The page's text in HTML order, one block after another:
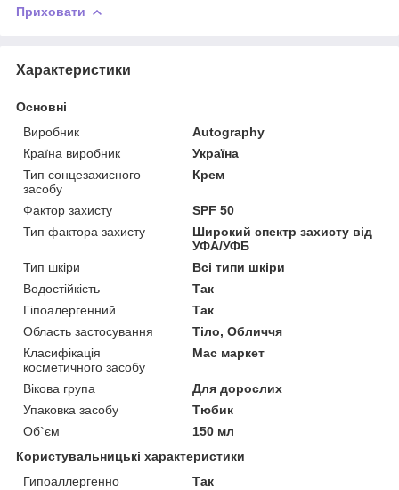
Приховати
Характеристики
Основні
Виробник
Autography
Країна виробник
Україна
Тип сонцезахисного
засобу
Крем
Фактор захисту
SPF 50
Тип фактора захисту
Широкий спектр захисту від
УФА/УФБ
Тип шкіри
Всі типи шкіри
Водостійкість
Так
Гіпоалергенний
Так
Область застосування
Тіло, Обличчя
Класифікація
косметичного засобу
Мас маркет
Вікова група
Для дорослих
Упаковка засобу
Тюбик
Об`єм
150 мл
Користувальницькі характеристики
Гипоаллергенно
Так